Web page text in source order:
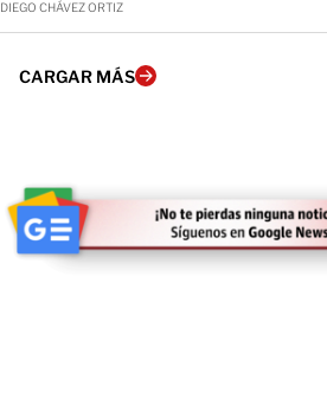
DIEGO CHÁVEZ ORTIZ
CARGAR MÁS